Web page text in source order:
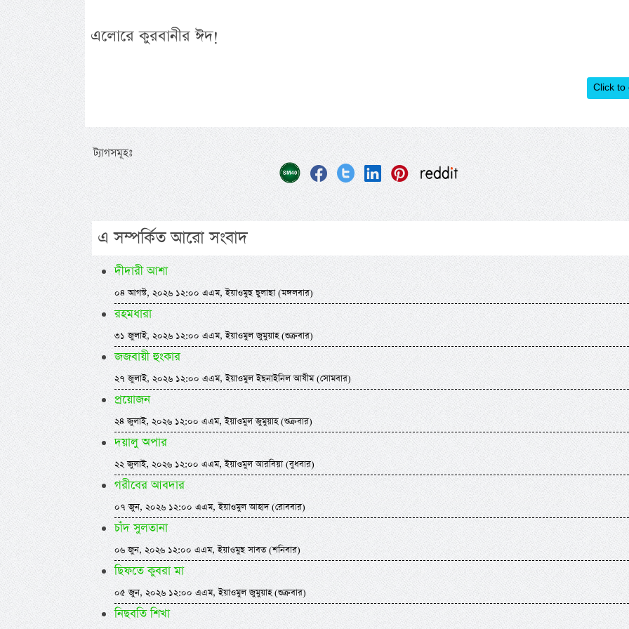
এলোরে কুরবানীর ঈদ!
Click to
ট্যাগসমূহঃ
এ সম্পর্কিত আরো সংবাদ
দীদারী আশা
০৪ আগস্ট, ২০২৬ ১২:০০ এএম, ইয়াওমুছ ছুলাছা (মঙ্গলবার)
রহমধারা
৩১ জুলাই, ২০২৬ ১২:০০ এএম, ইয়াওমুল জুমুয়াহ (শুক্রবার)
জজবায়ী হুংকার
২৭ জুলাই, ২০২৬ ১২:০০ এএম, ইয়াওমুল ইছনাইনিল আযীম (সোমবার)
প্রয়োজন
২৪ জুলাই, ২০২৬ ১২:০০ এএম, ইয়াওমুল জুমুয়াহ (শুক্রবার)
দয়ালু অপার
২২ জুলাই, ২০২৬ ১২:০০ এএম, ইয়াওমুল আরবিয়া (বুধবার)
গরীবের আবদার
০৭ জুন, ২০২৬ ১২:০০ এএম, ইয়াওমুল আহাদ (রোববার)
চাঁদ সুলতানা
০৬ জুন, ২০২৬ ১২:০০ এএম, ইয়াওমুছ সাবত (শনিবার)
ছিফতে কুবরা মা
০৫ জুন, ২০২৬ ১২:০০ এএম, ইয়াওমুল জুমুয়াহ (শুক্রবার)
নিছবতি শিখা